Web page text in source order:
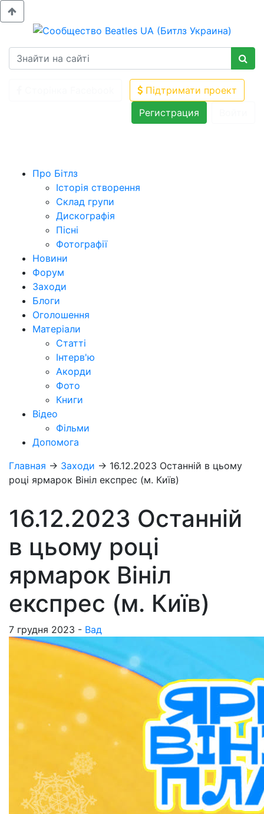
Підтримати проект
Регистрация
Про Бітлз
Історія створення
Склад групи
Дискографія
Пісні
Фотографії
Новини
Форум
Заходи
Блоги
Оголошення
Матеріали
Статті
Інтерв'ю
Акорди
Фото
Книги
Відео
Фільми
Допомога
Главная → Заходи → 16.12.2023 Останній в цьому
році ярмарок Вініл експрес (м. Київ)
16.12.2023 Останній
в цьому році
ярмарок Вініл
експрес (м. Київ)
7 грудня 2023 - Вад